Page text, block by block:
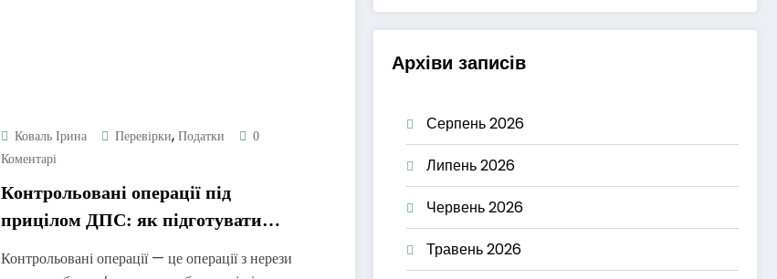
Коваль Ірина Перевірки, Податки
0
Коментарі
Контрольовані операції під
прицілом ДПС: як підготувати
Контрольовані операції — це операції з нерези
Архіви записів
Серпень 2026
Липень 2026
Червень 2026
Травень 2026